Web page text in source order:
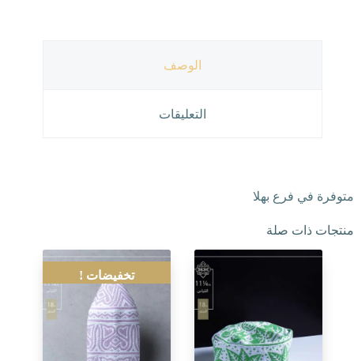
الوصف
التعليقات
متوفرة في فرع بهلا
منتجات ذات صلة
تخفيضات !